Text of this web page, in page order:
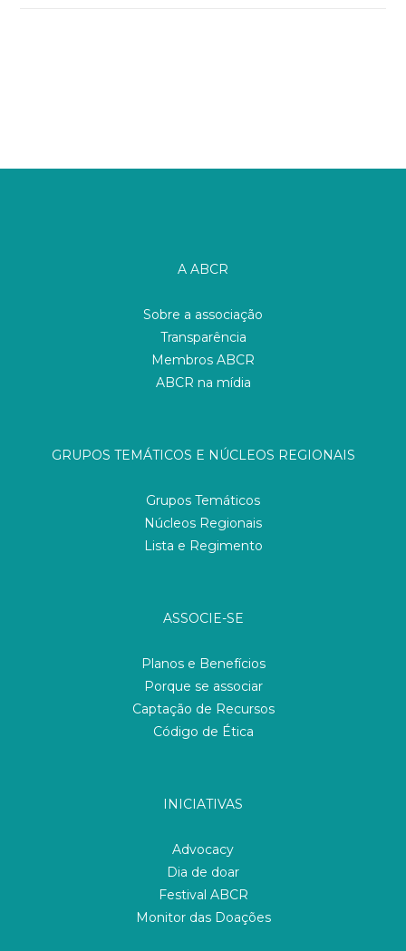
A ABCR
Sobre a associação
Transparência
Membros ABCR
ABCR na mídia
GRUPOS TEMÁTICOS E NÚCLEOS REGIONAIS
Grupos Temáticos
Núcleos Regionais
Lista e Regimento
ASSOCIE-SE
Planos e Benefícios
Porque se associar
Captação de Recursos
Código de Ética
INICIATIVAS
Advocacy
Dia de doar
Festival ABCR
Monitor das Doações